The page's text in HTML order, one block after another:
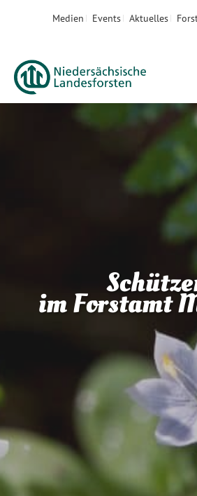
Medien Events Aktuelles
im Forstamt